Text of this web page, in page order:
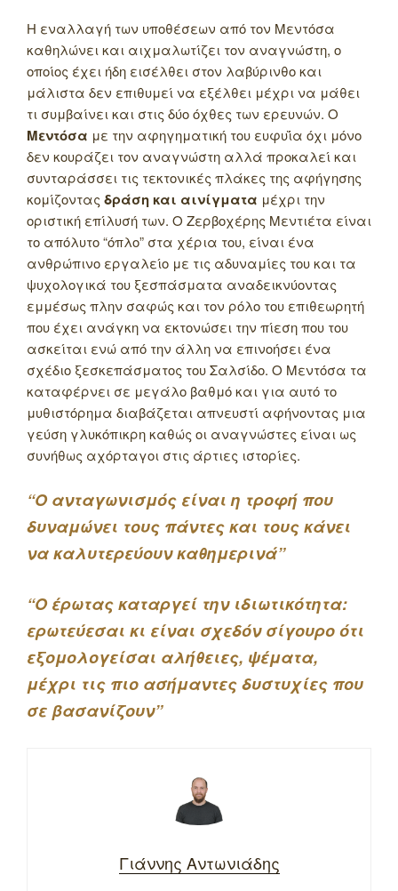
Η εναλλαγή των υποθέσεων από τον Μεντόσα
καθηλώνει και αιχμαλωτίζει τον αναγνώστη, ο
οποίος έχει ήδη εισέλθει στον λαβύρινθο και
μάλιστα δεν επιθυμεί να εξέλθει μέχρι να μάθει
τι συμβαίνει και στις δύο όχθες των ερευνών. Ο
Μεντόσα με την αφηγηματική του ευφυΐα όχι μόνο
δεν κουράζει τον αναγνώστη αλλά προκαλεί και
συνταράσσει τις τεκτονικές πλάκες της αφήγησης
κομίζοντας δράση και αινίγματα μέχρι την
οριστική επίλυσή των. Ο Ζερβοχέρης Μεντιέτα είναι
το απόλυτο “όπλο” στα χέρια του, είναι ένα
ανθρώπινο εργαλείο με τις αδυναμίες του και τα
ψυχολογικά του ξεσπάσματα αναδεικνύοντας
εμμέσως πλην σαφώς και τον ρόλο του επιθεωρητή
που έχει ανάγκη να εκτονώσει την πίεση που του
ασκείται ενώ από την άλλη να επινοήσει ένα
σχέδιο ξεσκεπάσματος του Σαλσίδο. Ο Μεντόσα τα
καταφέρνει σε μεγάλο βαθμό και για αυτό το
μυθιστόρημα διαβάζεται απνευστί αφήνοντας μια
γεύση γλυκόπικρη καθώς οι αναγνώστες είναι ως
συνήθως αχόρταγοι στις άρτιες ιστορίες.
“Ο ανταγωνισμός είναι η τροφή που
δυναμώνει τους πάντες και τους κάνει
να καλυτερεύουν καθημερινά”
“Ο έρωτας καταργεί την ιδιωτικότητα:
ερωτεύεσαι κι είναι σχεδόν σίγουρο ότι
εξομολογείσαι αλήθειες, ψέματα,
μέχρι τις πιο ασήμαντες δυστυχίες που
σε βασανίζουν”
Γιάννης Αντωνιάδης